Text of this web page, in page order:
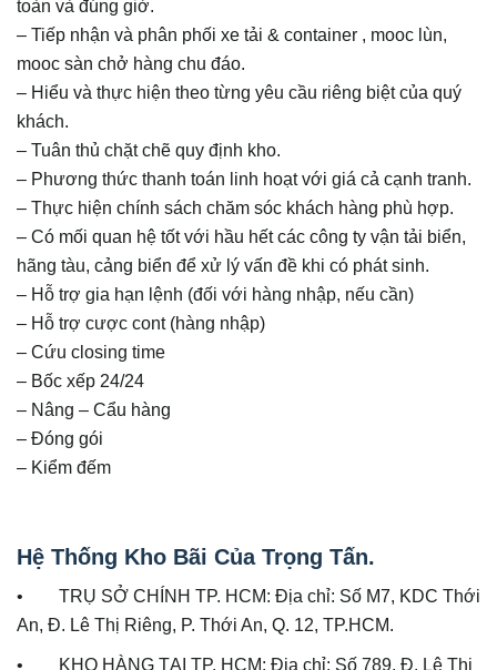
toàn và đúng giờ.
– Tiếp nhận và phân phối xe tải & container , mooc lùn,
mooc sàn chở hàng chu đáo.
– Hiểu và thực hiện theo từng yêu cầu riêng biệt của quý
khách.
– Tuân thủ chặt chẽ quy định kho.
– Phương thức thanh toán linh hoạt với giá cả cạnh tranh.
– Thực hiện chính sách chăm sóc khách hàng phù hợp.
– Có mối quan hệ tốt với hầu hết các công ty vận tải biển,
hãng tàu, cảng biển để xử lý vấn đề khi có phát sinh.
– Hỗ trợ gia hạn lệnh (đối với hàng nhập, nếu cần)
– Hỗ trợ cược cont (hàng nhập)
– Cứu closing time
– Bốc xếp 24/24
– Nâng – Cẩu hàng
– Đóng gói
– Kiểm đếm
Hệ Thống Kho Bãi Của Trọng Tấn.
• TRỤ SỞ CHÍNH TP. HCM: Địa chỉ: Số M7, KDC Thới
An, Đ. Lê Thị Riêng, P. Thới An, Q. 12, TP.HCM.
• KHO HÀNG TẠI TP. HCM: Địa chỉ: Số 789, Đ. Lê Thị